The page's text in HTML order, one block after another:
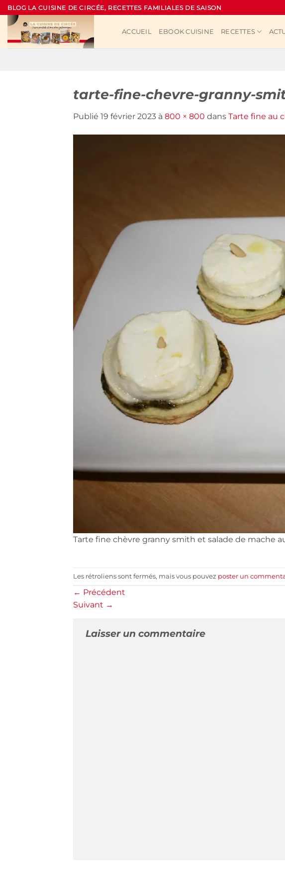
Passer
au
contenu
BLOG LA CUISINE DE CIRCÉE, RECETTES FAMILIALES DE SAISON
ACCUEIL EBOOK CUISINE RECETTES
tarte-fine-chevre-granny-
Publié 19 février 2023 à 800 × 800 dans Tarte fine au
Tarte fine chèvre granny smith et salade de mache
Les rétroliens sont fermés, mais vous pouvez poster un
← Précédent
Suivant →
Laisser un commentaire